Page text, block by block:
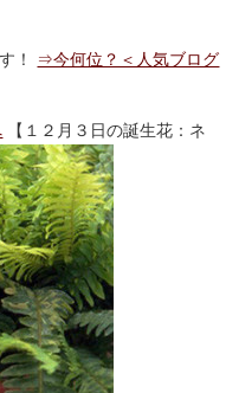
！ ⇒今何位？＜人気ブログ
【１２月３日の誕生花：ネ